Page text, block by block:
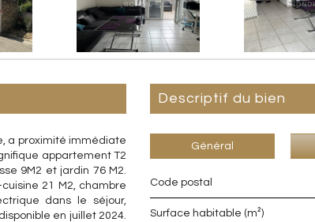
a proximité immédiate
appartement T2
9M2 et jardin 76 M2.
21 M2, chambre
dans le séjour,
en juillet 2024.
descriptif du bien
Général
Code postal
Surface habitable (m²)